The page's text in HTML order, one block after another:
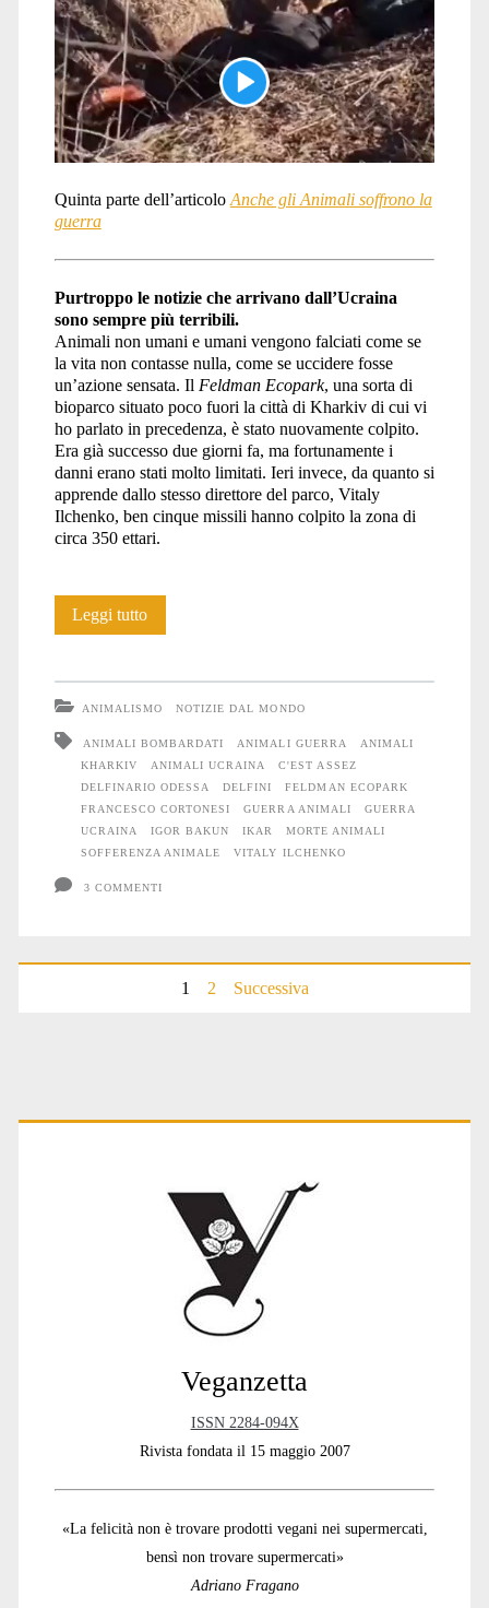
Quinta parte dell’articolo Anche gli Animali soffrono la
guerra
Purtroppo le notizie che arrivano dall’Ucraina
sono sempre più terribili.
Animali non umani e umani vengono falciati come se
la vita non contasse nulla, come se uccidere fosse
un’azione sensata. Il Feldman Ecopark, una sorta di
bioparco situato poco fuori la città di Kharkiv di cui vi
ho parlato in precedenza, è stato nuovamente colpito.
Era già successo due giorni fa, ma fortunamente i
danni erano stati molto limitati. Ieri invece, da quanto si
apprende dallo stesso direttore del parco, Vitaly
Ilchenko, ben cinque missili hanno colpito la zona di
circa 350 ettari.
Leggi tuttoAnche
la
guerra
#5
ANIMALISMO NOTIZIE DAL MONDO
ANIMALI BOMBARDATI ANIMALI GUERRA
ANIMALI
KHARKIV
ANIMALI UCRAINA
C'EST ASSEZ
DELFINARIO ODESSA
DELFINI
FELDMAN ECOPARK
FRANCESCO CORTONESI
GUERRA ANIMALI
GUERRA
UCRAINA
IGOR BAKUN IKAR
MORTE ANIMALI
SOFFERENZA ANIMALE
VITALY ILCHENKO
3 COMMENTI
Paginazione
1 2 Successiva
Primary
Veganzetta
ISSN 2284-094X
Rivista fondata il 15 maggio 2007
«La felicità non è trovare prodotti vegani nei supermercati,
bensì non trovare supermercati»
Adriano Fragano